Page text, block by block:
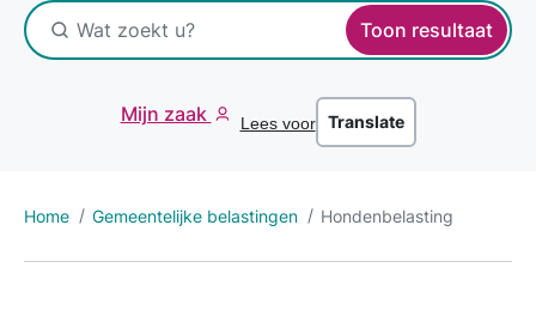
Toon resultaat
Mijn zaak Lees voor Translate
Home Gemeentelijke belastingen Hondenbelasting